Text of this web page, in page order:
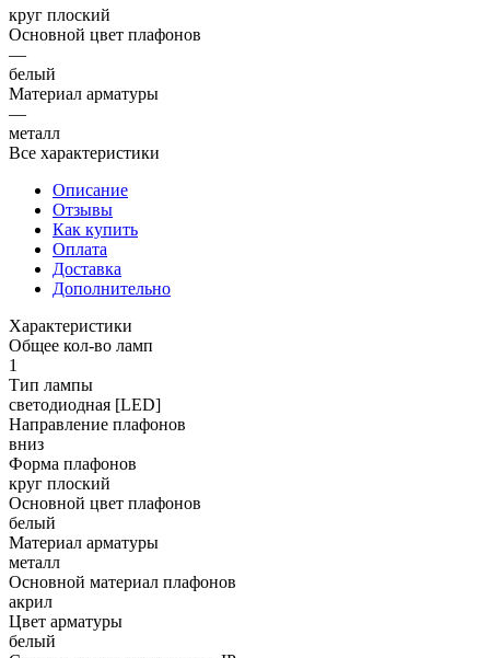
круг плоский
Основной цвет плафонов
—
белый
Материал арматуры
—
металл
Все характеристики
Описание
Отзывы
Как купить
Оплата
Доставка
Дополнительно
Характеристики
Общее кол-во ламп
1
Тип лампы
светодиодная [LED]
Направление плафонов
вниз
Форма плафонов
круг плоский
Основной цвет плафонов
белый
Материал арматуры
металл
Основной материал плафонов
акрил
Цвет арматуры
белый